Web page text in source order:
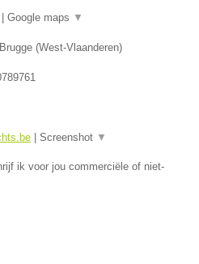
| Google maps ▼
Brugge (West-Vlaanderen)
| Screenshot ▼
ik voor jou commerciële of niet-